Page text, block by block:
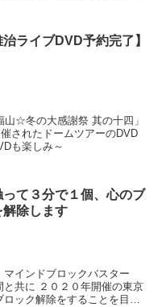
治ライブDVD予約完了】
山☆冬の大感謝祭 其の十四」
されたドームツアーのDVD
も楽しみ～
って３分で１個、心のブ
解除します
マインドブロックバスター
共に ２０２０年開催の東京
ック解除をすることを目標